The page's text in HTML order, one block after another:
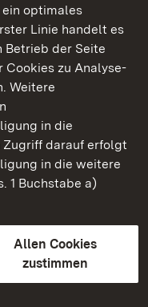
ein optimales
Linie handelt es
Betrieb der Seite
Cookies zu Analyse-
Weitere
in die
Zugriff darauf erfolgt
in die weitere
1 Buchstabe a)
Allen Cookies
zustimmen
Württemberg